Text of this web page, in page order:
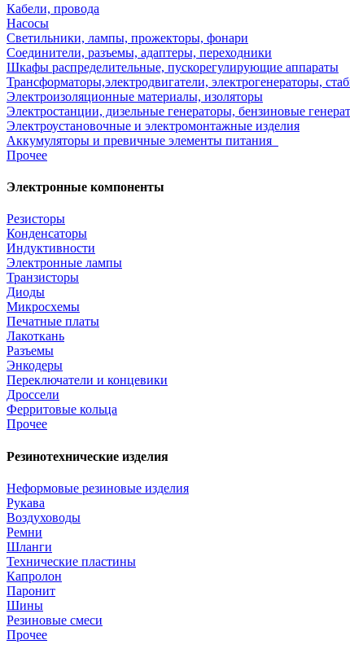
Кабели, провода
Насосы
Светильники, лампы, прожекторы, фонари
Соединители, разъемы, адаптеры, переходники
Шкафы распределительные, пускорегулирующие аппараты
Трансформаторы,электродвигатели, электрогенераторы,
Электроизоляционные материалы, изоляторы
Электростанции, дизельные генераторы, бензиновые
Электроустановочные и электромонтажные изделия
Аккумуляторы и превичные элементы питания
Прочее
Электронные компоненты
Резисторы
Конденсаторы
Индуктивности
Электронные лампы
Транзисторы
Диоды
Микросхемы
Печатные платы
Лакоткань
Разъемы
Энкодеры
Переключатели и концевики
Дроссели
Ферритовые кольца
Прочее
Резинотехнические изделия
Неформовые резиновые изделия
Рукава
Воздуховоды
Ремни
Шланги
Технические пластины
Капролон
Паронит
Шины
Резиновые смеси
Прочее